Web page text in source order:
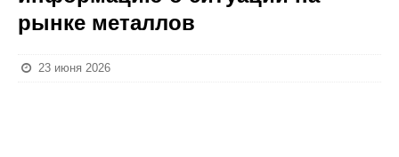
рынке металлов
23 июня 2026